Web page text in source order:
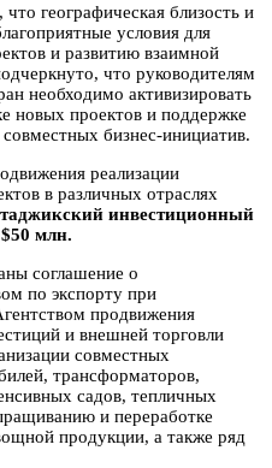
географическая близость и
условия для
и развитию взаимной
что руководителям
необходимо активизировать
новых проектов и поддержке
бизнес-инициатив.
реализации
в различных отраслях
таджикский инвестиционный
млн.
соглашение о
по экспорту при
продвижения
и внешней торговли
совместных
трансформаторов,
садов, тепличных
и переработке
продукции, а также ряд